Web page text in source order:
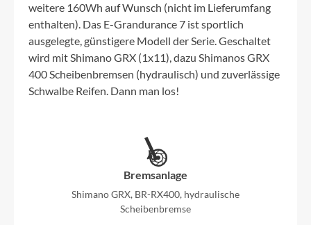
weitere 160Wh auf Wunsch (nicht im Lieferumfang
enthalten). Das E-Grandurance 7 ist sportlich
ausgelegte, günstigere Modell der Serie. Geschaltet
wird mit Shimano GRX (1x11), dazu Shimanos GRX
400 Scheibenbremsen (hydraulisch) und zuverlässige
Schwalbe Reifen. Dann man los!
Bremsanlage
Shimano GRX, BR-RX400, hydraulische
Scheibenbremse